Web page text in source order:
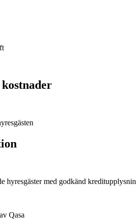
hyresgäster med godkänd
Qasa